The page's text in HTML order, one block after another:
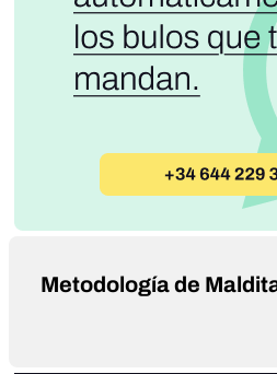
Metodología de